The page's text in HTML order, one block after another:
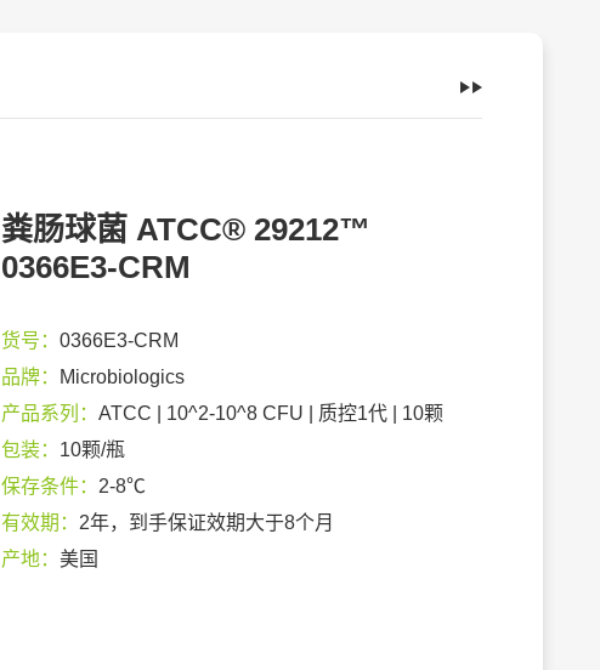
粪肠球菌 ATCC® 29212™
0366E3-CRM
货号： 0366E3-CRM
品牌：
Microbiologics
产品系列： ATCC | 10^2-10^8 CFU | 质控1代 | 10颗
包装： 10颗/瓶
保存条件： 2-8℃
有效期： 2年，到手保证效期大于8个月
产地： 美国